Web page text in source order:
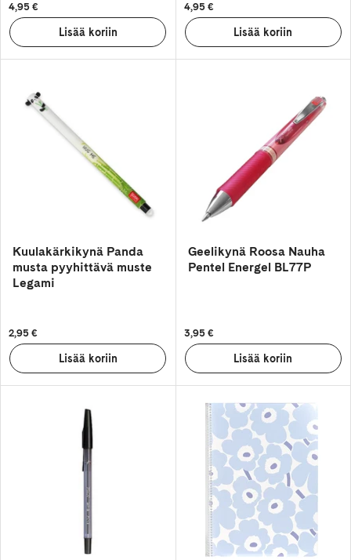
4,95 € 4,95 €
Kuulakärkikynä Panda
musta pyyhittävä muste
Legami
2,95 €
Geelikynä Roosa Nauha
Pentel Energel BL77P
3,95 €